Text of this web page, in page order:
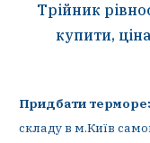
Трійник
купити,
Придбати
складу в м.Київ